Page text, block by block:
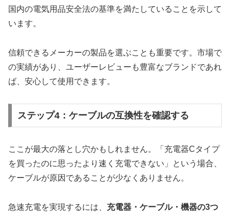
国内の電気用品安全法の基準を満たしていることを示して
います。
信頼できるメーカーの製品を選ぶことも重要です。市場で
の実績があり、ユーザーレビューも豊富なブランドであれ
ば、安心して使用できます。
ステップ4：ケーブルの互換性を確認する
ここが最大の落とし穴かもしれません。「充電器Cタイプ
を買ったのに思ったより速く充電できない」という場合、
ケーブルが原因であることが少なくありません。
急速充電を実現するには、 充電器・ケーブル・機器の3つ